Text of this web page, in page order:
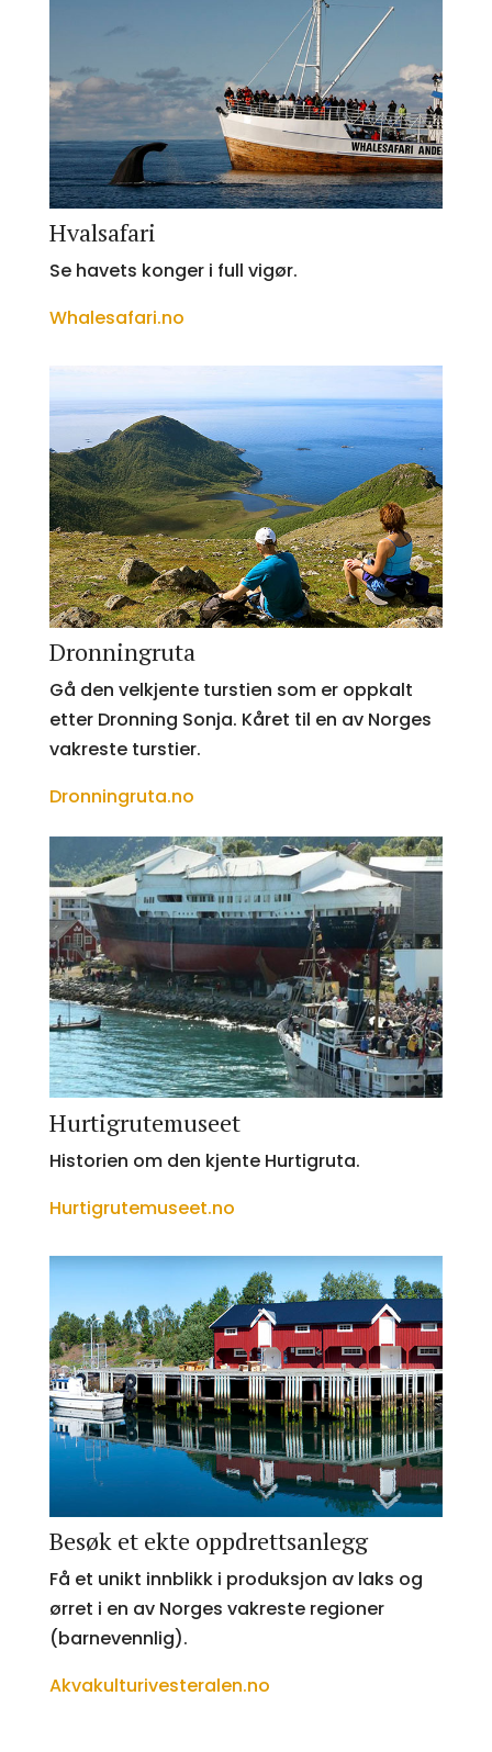
Hvalsafari
Se havets konger i full vigør.
Whalesafari.no
Dronningruta
Gå den velkjente turstien som er oppkalt
etter Dronning Sonja. Kåret til en av Norges
vakreste turstier.
Dronningruta.no
Hurtigrutemuseet
Historien om den kjente Hurtigruta.
Hurtigrutemuseet.no
Besøk et ekte oppdrettsanlegg
Få et unikt innblikk i produksjon av laks og
ørret i en av Norges vakreste regioner
(barnevennlig).
Akvakulturivesteralen.no